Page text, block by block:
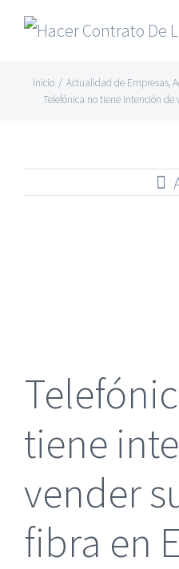
Skip
Inicio / Actualidad de Empresas,
Telefónica no tiene intención
tiene
vender
fibra en